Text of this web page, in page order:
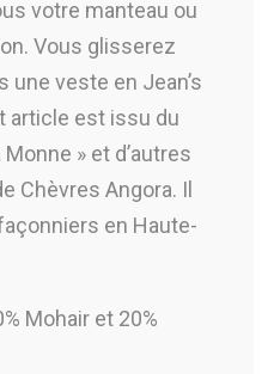
votre manteau ou
Vous glisserez
veste en Jean’s
article est issu du
» et d’autres
Chèvres Angora. Il
en Haute-
Mohair et 20%